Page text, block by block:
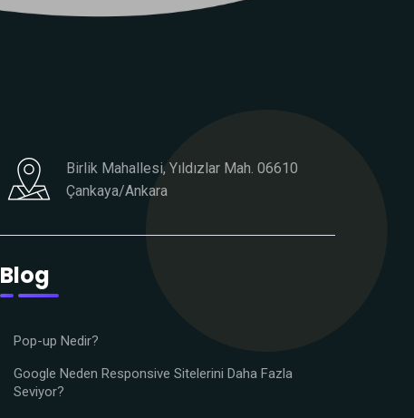
Birlik Mahallesi, Yıldızlar Mah. 06610
Çankaya/Ankara
Blog
Pop-up Nedir?
Google Neden Responsive Sitelerini Daha Fazla
Seviyor?